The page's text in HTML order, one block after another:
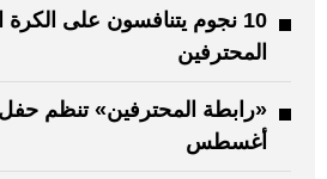
10 نجوم يتنافسون على
المحترفين
أغسطس